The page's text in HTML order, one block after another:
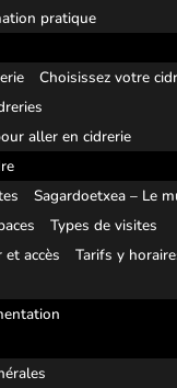
pratique
Choisissez votre
aller en cidrerie
Sagardoetxea – Le
Types de visites
accès
Tarifs y